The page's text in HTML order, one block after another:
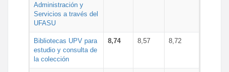
Administración y
Servicios a través del
UFASU
Bibliotecas UPV para
estudio y consulta de
la colección
8,74 8,57 8,72